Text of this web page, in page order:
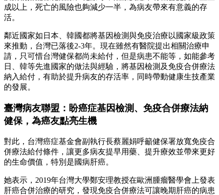
成以上，死亡的風險也夠減少一半，為病友帶來有意義的存
活。
鄰近國家如日本、韓國都將基因檢測與免疫治療以國家級政策
來推動，台灣已落後2-3年。現在雖然有醫院提出相關治療申
請，只可惜台灣健保都尚未給付，但是病患不能等，如能參考
日、韓等先進國家的做法與經驗，將基因檢測及免疫合併療法
納入給付，有助於提升病友的存活率，同時帶動健康生技產業
的發展。
臺灣病友聯盟：盼癌症基因檢測、免疫合併療法納
健保，為癌友點亮生機
對此，台灣癌症基金會副執行長蔡麗娟呼籲健保署放寬免疫合
併療法給付條件，讓更多病友提早用藥、提升療效並帶來更好
的生命價值，特別是國病肝癌。
她表示，2019年台灣大學鄭安理教授在歐洲腫瘤醫學會上發表
肝癌合併治療的研究，發現免疫合併療法可讓晚期肝癌的病患